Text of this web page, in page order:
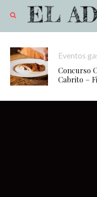
Eventos
Concurso
Cabrito –